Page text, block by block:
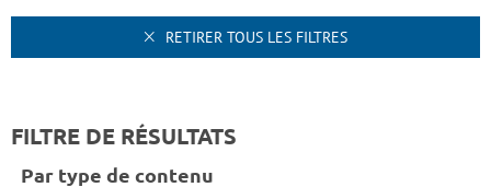
RETIRER TOUS LES FILTRES
FILTRE DE RÉSULTATS
Par type de contenu